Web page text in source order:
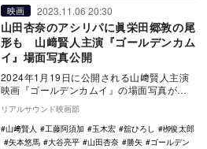
映画 2023.11.06 20:30
山田杏奈のアシリパに眞栄田郷敦の尾
形も 山﨑賢人主演『ゴールデンカム
イ』場面写真公開
2024年1月19日に公開される山﨑賢人主演
映画『ゴールデンカムイ』の場面写真が公
開された。 本作は、シリーズ累計発行部
数2…
リアルサウンド映画部
山﨑賢人
工藤阿須加 玉木宏 舘ひろし
栁俊太郎
矢本悠馬
大谷亮平 山田杏奈 勝矢
ゴールデン